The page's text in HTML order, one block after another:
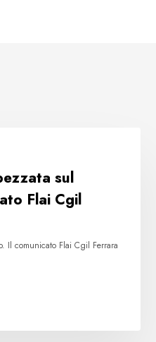
sul
Flai Cgil
Il comunicato Flai Cgil Ferrara